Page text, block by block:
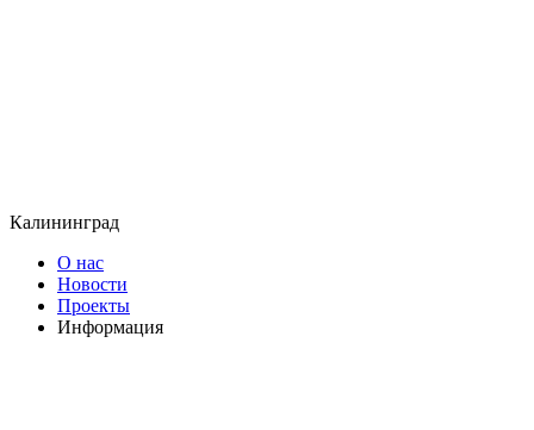
Калининград
О нас
Новости
Проекты
Информация